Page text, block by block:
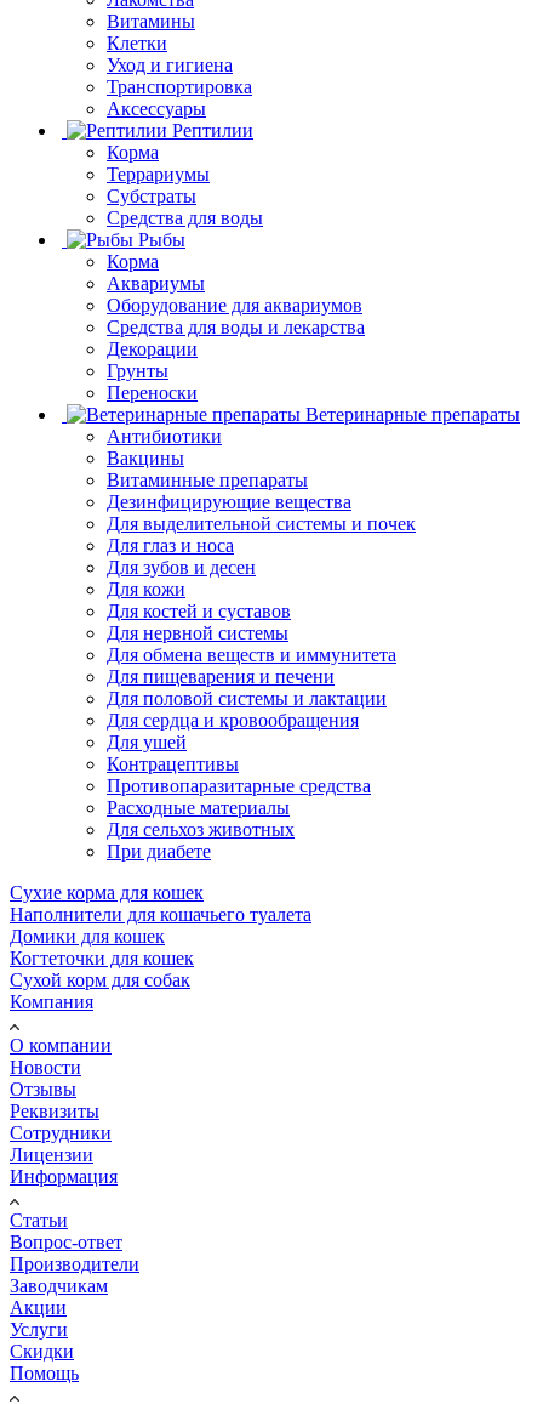
Витамины
Клетки
Уход и гигиена
Транспортировка
Аксессуары
Рептилии
Корма
Террариумы
Субстраты
Средства для воды
Рыбы
Корма
Аквариумы
Оборудование для аквариумов
Средства для воды и лекарства
Декорации
Грунты
Переноски
Ветеринарные препараты
Антибиотики
Вакцины
Витаминные препараты
Дезинфицирующие вещества
Для выделительной системы и почек
Для глаз и носа
Для зубов и десен
Для кожи
Для костей и суставов
Для нервной системы
Для обмена веществ и иммунитета
Для пищеварения и печени
Для половой системы и лактации
Для сердца и кровообращения
Для ушей
Контрацептивы
Противопаразитарные средства
Расходные материалы
Для сельхоз животных
При диабете
Сухие корма для кошек
Наполнители для кошачьего туалета
Домики для кошек
Когтеточки для кошек
Сухой корм для собак
Компания
О компании
Новости
Отзывы
Реквизиты
Сотрудники
Лицензии
Информация
Статьи
Вопрос-ответ
Производители
Заводчикам
Акции
Услуги
Скидки
Помощь